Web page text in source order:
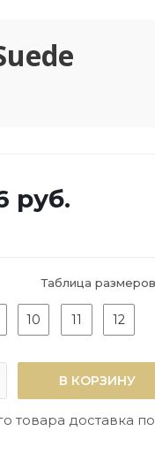
руб.
Таблица размеров
10 11 12
В КОРЗИНУ
товара доставка